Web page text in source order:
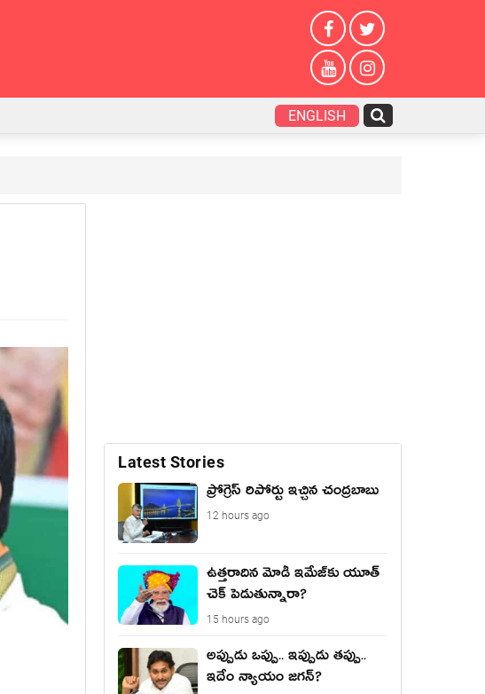
ENGLISH
Latest Stories
ప్రోగ్రెస్ రిపోర్టు ఇచ్చిన చంద్ర‌బాబు
12 hours ago
ఉత్త‌రాదిన మోడీ ఇమేజ్‌కు యూత్
చెక్ పెడుతున్నారా?
15 hours ago
అప్పుడు ఒప్పు.. ఇప్పుడు తప్పు..
ఇదేం న్యాయం జగన్?